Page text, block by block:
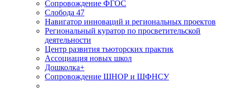
Сопровождение ФГОС
Слобода 47
Навигатор инноваций и региональных проектов
Региональный куратор по просветительской
деятельности
Центр развития тьюторских практик
Ассоциация новых школ
Дошколка+
Сопровождение ШНОР и ШФНСУ